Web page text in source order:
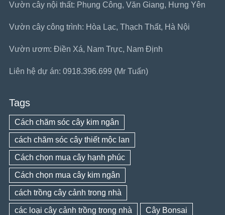
Vườn cây nội thất: Phụng Công, Văn Giang, Hưng Yên
Vườn cây công trình: Hòa Lạc, Thạch Thất, Hà Nội
Vườn ươm: Điền Xá, Nam Trực, Nam Định
Liên hệ dự án: 0918.396.699 (Mr Tuấn)
Tags
Cách chăm sóc cây kim ngân
cách chăm sóc cây thiết mộc lan
Cách chọn mua cây hạnh phúc
Cách chọn mua cây kim ngân
cách trồng cây cảnh trong nhà
các loại cây cảnh trồng trong nhà Cây Bonsai